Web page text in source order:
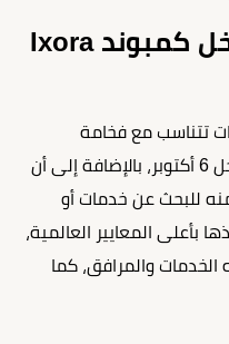
المرافق والخدمات داخل كمبوند Ixora
تتناسب مع فخامة
الكمبوند، وليكون مجتمع صغير داخل 6 أكتوبر، بالإضافة إلى أن
للبحث عن خدمات أو
بأعلى المعايير العالمية،
والمرافق، كما